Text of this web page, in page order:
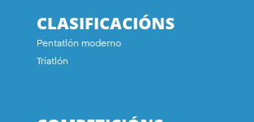
CLASIFICACIÓNS
Pentatlón moderno
Tríatlón